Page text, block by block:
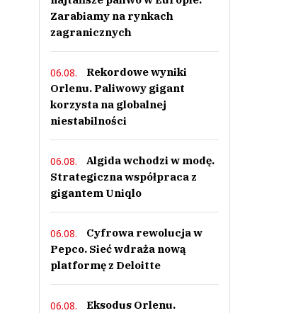
Zarabiamy na rynkach
zagranicznych
06.08.
Rekordowe wyniki
Orlenu. Paliwowy gigant
korzysta na globalnej
niestabilności
06.08.
Algida wchodzi w modę.
Strategiczna współpraca z
gigantem Uniqlo
06.08.
Cyfrowa rewolucja w
Pepco. Sieć wdraża nową
platformę z Deloitte
06.08.
Eksodus Orlenu.